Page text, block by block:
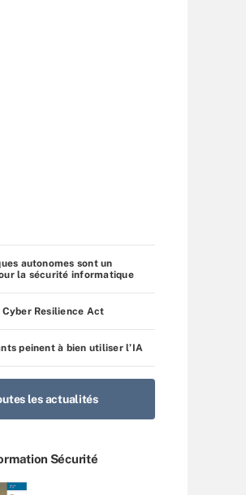
autonomes sont un
la sécurité informatique
Resilience Act
peinent à bien utiliser l’IA
les actualités
Sécurité